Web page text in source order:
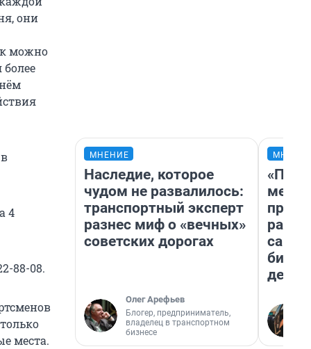
они
можно
4
88-08.
места.
МНЕНИЕ
Наследие, которое
чудом не развалилось:
транспортный эксперт
разнес миф о «вечных»
советских дорогах
Олег Арефьев
Блогер, предприниматель,
владелец в транспортном
бизнесе